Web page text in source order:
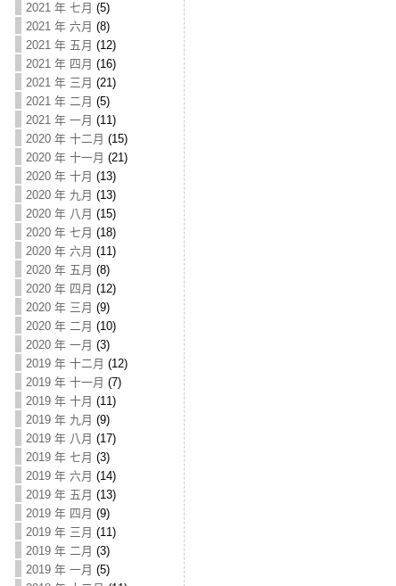
2021 年 七月 (5)
2021 年 六月 (8)
2021 年 五月 (12)
2021 年 四月 (16)
2021 年 三月 (21)
2021 年 二月 (5)
2021 年 一月 (11)
2020 年 十二月 (15)
2020 年 十一月 (21)
2020 年 十月 (13)
2020 年 九月 (13)
2020 年 八月 (15)
2020 年 七月 (18)
2020 年 六月 (11)
2020 年 五月 (8)
2020 年 四月 (12)
2020 年 三月 (9)
2020 年 二月 (10)
2020 年 一月 (3)
2019 年 十二月 (12)
2019 年 十一月 (7)
2019 年 十月 (11)
2019 年 九月 (9)
2019 年 八月 (17)
2019 年 七月 (3)
2019 年 六月 (14)
2019 年 五月 (13)
2019 年 四月 (9)
2019 年 三月 (11)
2019 年 二月 (3)
2019 年 一月 (5)